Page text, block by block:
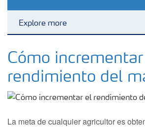
Explore more
Fertilizantes
Portafolio de Agricultura Digital
Cómo
rendimiento del
La meta de cualquier agricultor es